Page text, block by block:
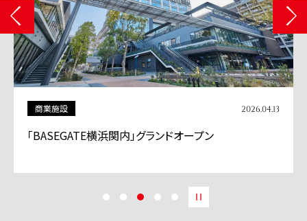
商業施設 2026.04.13
「BASEGATE横浜関内」グランドオープン